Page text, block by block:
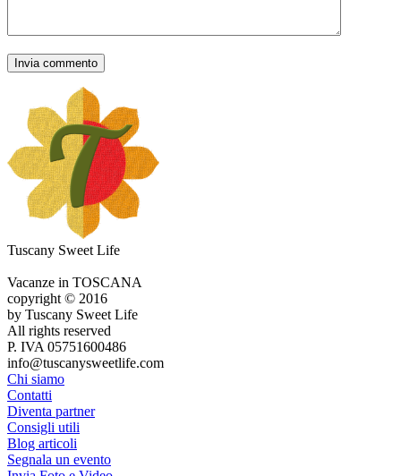
Tuscany Sweet Life
Vacanze in TOSCANA
copyright © 2016
by Tuscany Sweet Life
All rights reserved
P. IVA 05751600486
info@tuscanysweetlife.com
Chi siamo
Contatti
Diventa partner
Consigli utili
Blog articoli
Segnala un evento